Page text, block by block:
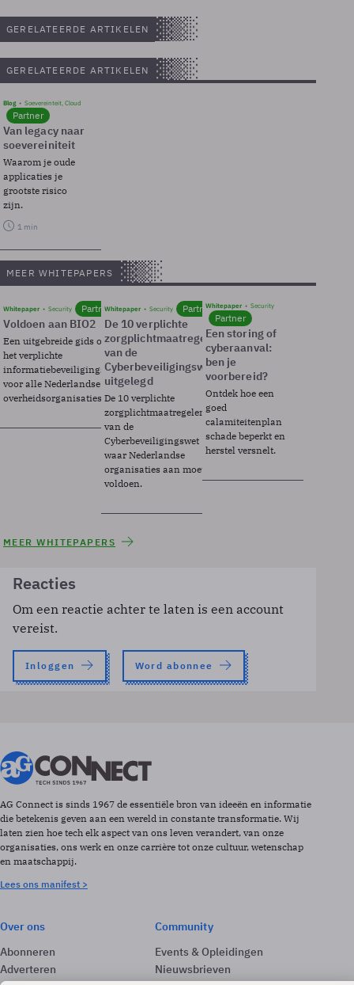
GERELATEERDE ARTIKELEN
GERELATEERDE ARTIKELEN
Blog Soevereinteit, Cloud
Partner
Van legacy naar
soevereiniteit
Waarom je oude
applicaties je
grootste risico
zijn.
1 min
MEER WHITEPAPERS
Whitepaper Security Partner
Voldoen aan BIO2
Een uitgebreide gids over BIO2,
het verplichte
informatiebeveiligingsframework
voor alle Nederlandse
overheidsorganisaties.
Whitepaper Security Partner
De 10 verplichte
zorgplichtmaatregelen
van de
Cyberbeveiligingswet
uitgelegd
De 10 verplichte
zorgplichtmaatregelen
van de
Cyberbeveiligingswet
waar Nederlandse
organisaties aan moeten
voldoen.
Whitepaper Security
Partner
Een storing of
cyberaanval:
ben je
voorbereid?
Ontdek hoe een
goed
calamiteitenplan
schade beperkt en
herstel versnelt.
MEER WHITEPAPERS
Reacties
Om een reactie achter te laten is een account
vereist.
Inloggen Word abonnee
AG Connect is sinds 1967 de essentiële bron van ideeën en informatie
die betekenis geven aan een wereld in constante transformatie. Wij
laten zien hoe tech elk aspect van ons leven verandert, van onze
organisaties, ons werk en onze carrière tot onze cultuur, wetenschap
en maatschappij.
Lees ons manifest >
Over ons
Abonneren
Adverteren
Community
Events & Opleidingen
Nieuwsbrieven